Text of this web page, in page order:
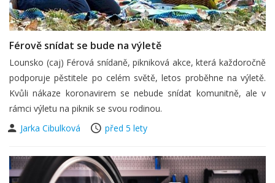
Férově snídat se bude na výletě
Lounsko (caj) Férová snídaně, pikniková akce, která každoročně
podporuje pěstitele po celém světě, letos proběhne na výletě.
Kvůli nákaze koronavirem se nebude snídat komunitně, ale v
rámci výletu na piknik se svou rodinou.
Jarka Cibulková
před 5 lety